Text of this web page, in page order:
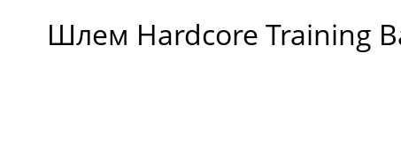
Шлем Hardcore Training